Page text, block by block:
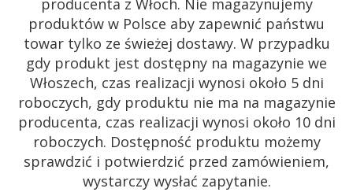
producenta z Włoch. Nie magazynujemy
produktów w Polsce aby zapewnić państwu
towar tylko ze świeżej dostawy. W przypadku
gdy produkt jest dostępny na magazynie we
Włoszech, czas realizacji wynosi około 5 dni
roboczych, gdy produktu nie ma na magazynie
producenta, czas realizacji wynosi około 10 dni
roboczych. Dostępność produktu możemy
sprawdzić i potwierdzić przed zamówieniem,
wystarczy wysłać zapytanie.